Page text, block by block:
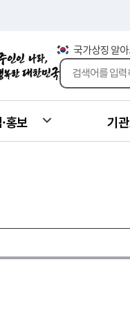
국가상징 알
홍보 기